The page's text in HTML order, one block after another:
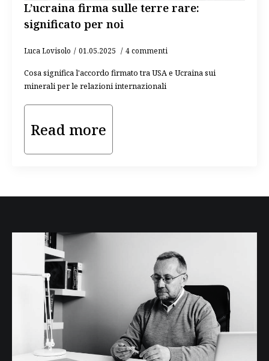
L’ucraina firma sulle terre rare:
significato per noi
Luca Lovisolo 01.05.2025 4 commenti
Cosa significa l'accordo firmato tra USA e Ucraina sui
minerali per le relazioni internazionali
Read more